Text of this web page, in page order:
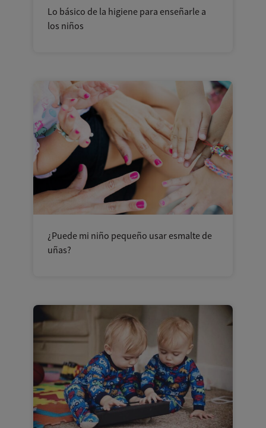
Lo básico de la higiene para enseñarle a
los niños
¿Puede mi niño pequeño usar esmalte de
uñas?